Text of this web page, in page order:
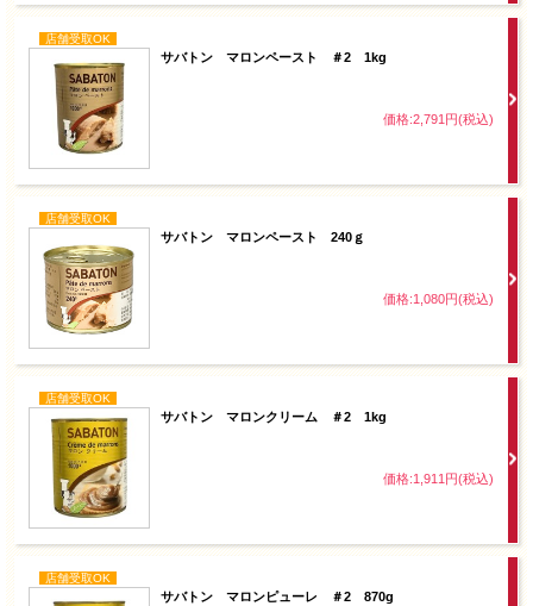
店舗受取OK
サバトン マロンペースト ＃2 1kg
価格:2,791円(税込)
店舗受取OK
サバトン マロンペースト 240ｇ
価格:1,080円(税込)
店舗受取OK
サバトン マロンクリーム ＃2 1kg
価格:1,911円(税込)
店舗受取OK
サバトン マロンピューレ ＃2 870g